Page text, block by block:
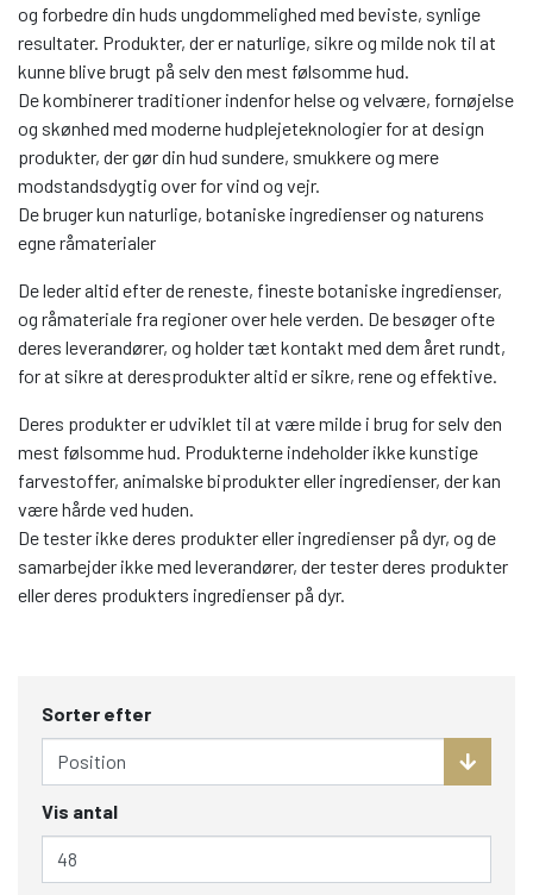
og forbedre din huds ungdommelighed med beviste, synlige
resultater. Produkter, der er naturlige, sikre og milde nok til at
kunne blive brugt på selv den mest følsomme hud.
De kombinerer traditioner indenfor helse og velvære, fornøjelse
og skønhed med moderne hudplejeteknologier for at design
produkter, der gør din hud sundere, smukkere og mere
modstandsdygtig over for vind og vejr.
De bruger kun naturlige, botaniske ingredienser og naturens
egne råmaterialer
De leder altid efter de reneste, fineste botaniske ingredienser,
og råmateriale fra regioner over hele verden. De besøger ofte
deres leverandører, og holder tæt kontakt med dem året rundt,
for at sikre at deresprodukter altid er sikre, rene og effektive.
Deres produkter er udviklet til at være milde i brug for selv den
mest følsomme hud. Produkterne indeholder ikke kunstige
farvestoffer, animalske biprodukter eller ingredienser, der kan
være hårde ved huden.
De tester ikke deres produkter eller ingredienser på dyr, og de
samarbejder ikke med leverandører, der tester deres produkter
eller deres produkters ingredienser på dyr.
Sorter efter
Vis antal